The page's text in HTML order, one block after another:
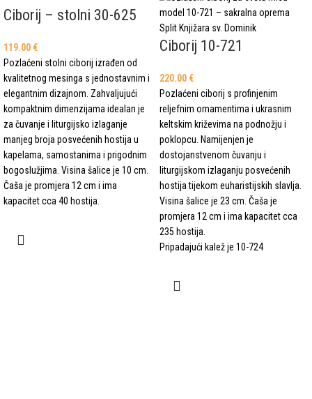
Ciborij – stolni 30-625
119.00 €
Pozlaćeni stolni ciborij izrađen od
kvalitetnog mesinga s jednostavnim i
elegantnim dizajnom. Zahvaljujući
kompaktnim dimenzijama idealan je
za čuvanje i liturgijsko izlaganje
manjeg broja posvećenih hostija u
kapelama, samostanima i prigodnim
bogoslužjima. Visina šalice je 10 cm.
Čaša je promjera 12 cm i ima
kapacitet cca 40 hostija.
Ciborij 10-721
220.00 €
Pozlaćeni ciborij s profinjenim
reljefnim ornamentima i ukrasnim
keltskim križevima na podnožju i
poklopcu. Namijenjen je
dostojanstvenom čuvanju i
liturgijskom izlaganju posvećenih
hostija tijekom euharistijskih slavlja.
Visina šalice je 23 cm. Čaša je
promjera 12 cm i ima kapacitet cca
235 hostija.
Pripadajući kalež je 10-724